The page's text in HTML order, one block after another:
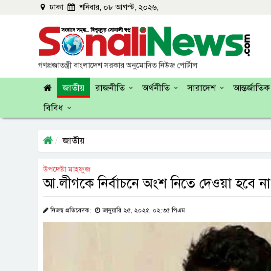
ঢাকা শনিবার, ০৮ আগস্ট, ২০২৬,
গণপ্রজাতন্ত্রী বাংলাদেশ সরকার অনুমোদিত নিউজ পোর্টাল
জাতীয় রাজনীতি অর্থনীতি সারাদেশ আন্তর্জাতিক
বিবিধ
জাতীয়
উপদেষ্টা মাহফুজ
আ.লীগকে নির্বাচনে অংশ নিতে দেওয়া হবে না
নিজস্ব প্রতিবেদক: জানুয়ারি ২৫, ২০২৫, ০২:৩৫ পিএম